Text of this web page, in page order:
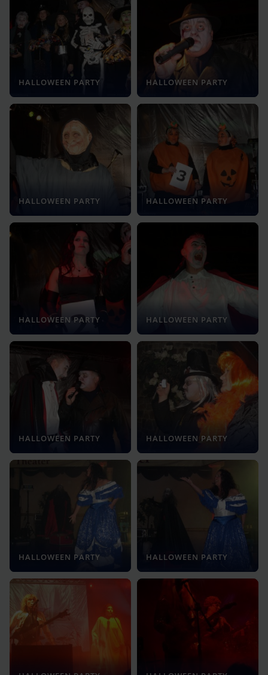
HALLOWEEN PARTY HALLOWEEN PARTY
HALLOWEEN PARTY HALLOWEEN PARTY
HALLOWEEN PARTY HALLOWEEN PARTY
HALLOWEEN PARTY HALLOWEEN PARTY
HALLOWEEN PARTY HALLOWEEN PARTY